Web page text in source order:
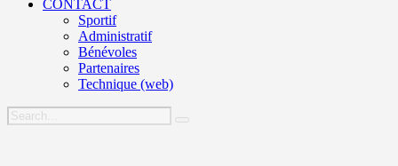
CONTACT
Sportif
Administratif
Bénévoles
Partenaires
Technique (web)